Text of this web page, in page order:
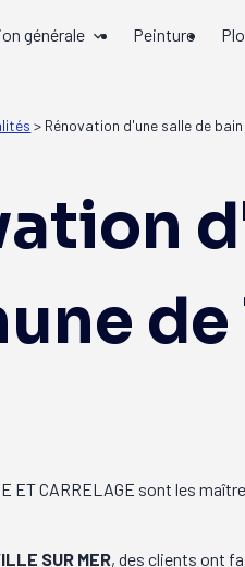
générale Peinture
> Rénovation d'une salle de bain
de
ET CARRELAGE sont les
SUR MER, des clients ont